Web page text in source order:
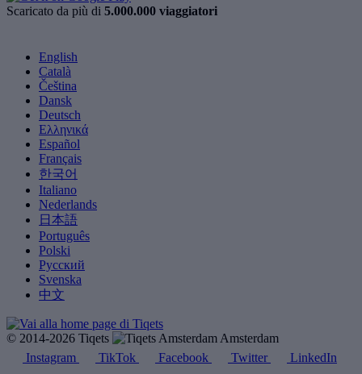
Scaricato da più di 5.000.000 viaggiatori
English
Català
Čeština
Dansk
Deutsch
Ελληνικά
Español
Français
한국어
Italiano
Nederlands
日本語
Português
Polski
Русский
Svenska
中文
© 2014-2026 Tiqets
Amsterdam
Instagram
TikTok Facebook Twitter LinkedIn